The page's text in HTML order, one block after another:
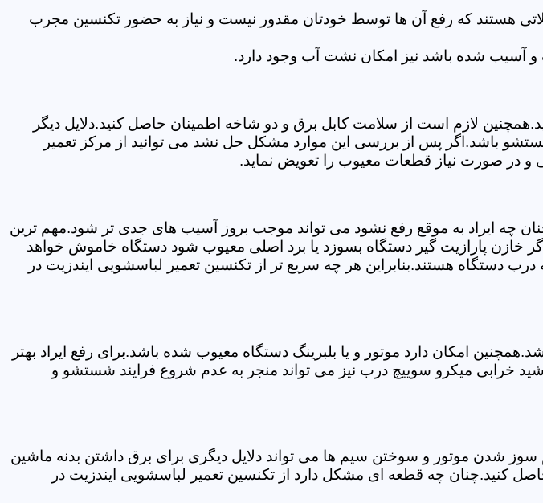
هستند که رفع آن ها توسط خودتان مقدور نیست و نیاز به حضور تکنسین مجرب
آسیب شده باشد نیز امکان نشت آب وجود دارد.
لازم است از سلامت کابل برق و دو شاخه اطمینان حاصل کنید.دلایل دیگر
باشد.اگر پس از بررسی این موارد مشکل حل نشد می توانید از مرکز تعمیر
و در صورت نیاز قطعات معیوب را تعویض نماید.
چه ایراد به موقع رفع نشود می تواند موجب بروز آسیب های جدی تر شود.مهم ترین
پارازیت گیر دستگاه بسوزد یا برد اصلی معیوب شود دستگاه خاموش خواهد
دستگاه هستند.بنابراین هر چه سریع تر از تکنسین تعمیر لباسشویی ایندزیت در
امکان دارد موتور و یا بلبرینگ دستگاه معیوب شده باشد.برای رفع ایراد بهتر
خرابی میکرو سوییچ درب نیز می تواند منجر به عدم شروع فرایند شستشو و
شدن موتور و سوختن سیم ها می تواند دلایل دیگری برای برق داشتن بدنه ماشین
کنید.چنان چه قطعه ای مشکل دارد از تکنسین تعمیر لباسشویی ایندزیت در